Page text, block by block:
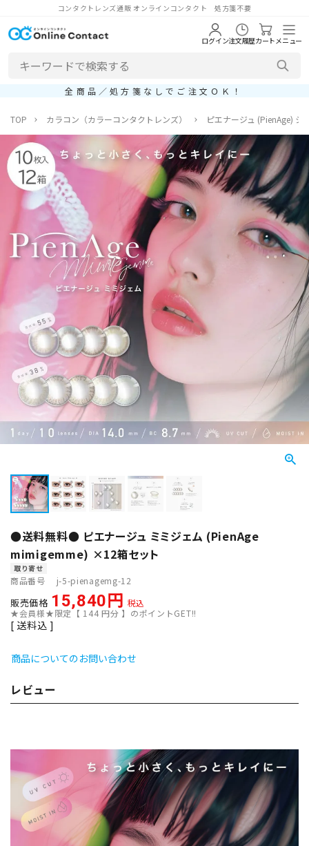
コンタクトレンズ通販 オンラインコンタクト 処方箋不要
ログイン注文履歴カートメニュー
全商品／処方箋なしでご注文ＯＫ！
TOP カラコン（カラーコンタクトレンズ） ピエナージュ (PienAge) シ
●送料無料● ピエナージュ ミミジェム (PienAge
mimigemme) ×12箱セット
取り寄せ
商品番号 j-5-pienagemg-12
販売価格 15,840
税込
★会員様★限定【 144 円分 】のポイントGET!!
送料込
商品についてのお問い合わせ
レビュー